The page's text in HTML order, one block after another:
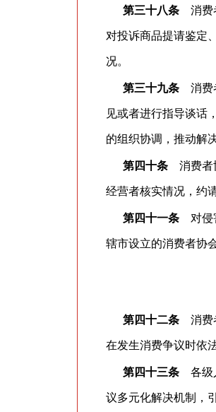
第三十八条 消费
对投诉商品提请鉴定
况。
第三十九条 消费
见或者进行指导谈话
的组织协调，推动解
第四十条 消费者
经营者核实情况，约
第四十一条 对侵
辖市设立的消费者协
第四十二条 消费
在发生消费争议时依
第四十三条 各级
议多元化解决机制，